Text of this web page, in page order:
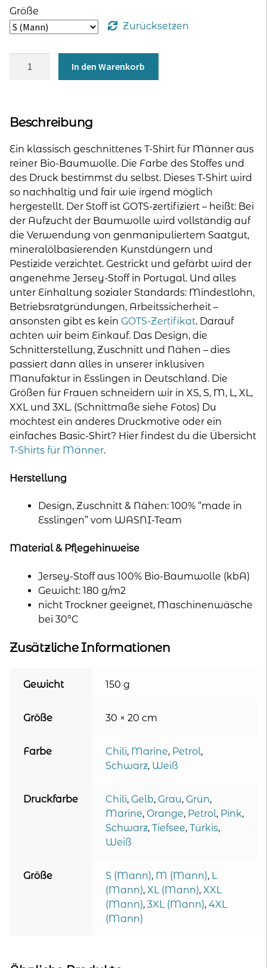
Größe
Zurücksetzen
für
-
Print
"Anders
Normal"
Menge
In den Warenkorb
Beschreibung
Ein klassisch geschnittenes T-Shirt für Männer aus
reiner Bio-Baumwolle. Die Farbe des Stoffes und
des Druck bestimmst du selbst. Dieses T-Shirt wird
so nachhaltig und fair wie irgend möglich
hergestellt. Der Stoff ist GOTS-zertifiziert – heißt: Bei
der Aufzucht der Baumwolle wird vollständig auf
die Verwendung von genmanipuliertem Saatgut,
mineralölbasierenden Kunstdüngern und
Pestizide verzichtet. Gestrickt und gefärbt wird der
angenehme Jersey-Stoff in Portugal. Und alles
unter Einhaltung sozialer Standards: Mindestlohn,
Betriebsratgründungen, Arbeitssicherheit –
ansonsten gibt es kein GOTS-Zertifikat. Darauf
achten wir beim Einkauf. Das Design, die
Schnitterstellung, Zuschnitt und Nähen – dies
passiert dann alles in unserer inklusiven
Manufaktur in Esslingen in Deutschland. Die
Größen für Frauen schneidern wir in XS, S, M, L, XL,
XXL und 3XL. (Schnittmaße siehe Fotos) Du
möchtest ein anderes Druckmotive oder ein
einfaches Basic-Shirt? Hier findest du die Übersicht
T-Shirts für Männer.
Herstellung
Design, Zuschnitt & Nähen: 100% “made in
Esslingen” vom WASNI-Team
Material & Pflegehinweise
Jersey-Stoff aus 100% Bio-Baumwolle (kbA)
Gewicht: 180 g/m2
nicht Trockner geeignet, Maschinenwäsche
bei 30°C
Zusätzliche Informationen
Gewicht 150 g
Größe 30 × 20 cm
Farbe Chili, Marine, Petrol,
Schwarz, Weiß
Druckfarbe Chili, Gelb, Grau, Grün,
Marine, Orange, Petrol, Pink,
Schwarz, Tiefsee, Türkis,
Weiß
Größe S (Mann), M (Mann), L
(Mann), XL (Mann), XXL
(Mann), 3XL (Mann), 4XL
(Mann)